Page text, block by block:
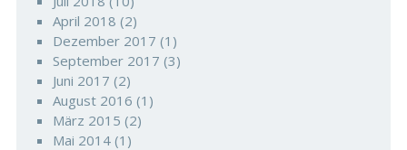
April 2018 (2)
Dezember 2017 (1)
September 2017 (3)
Juni 2017 (2)
August 2016 (1)
März 2015 (2)
Mai 2014(1)